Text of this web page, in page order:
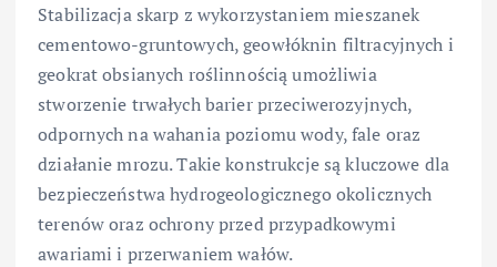
Stabilizacja skarp z wykorzystaniem mieszanek
cementowo-gruntowych, geowłóknin filtracyjnych i
geokrat obsianych roślinnością umożliwia
stworzenie trwałych barier przeciwerozyjnych,
odpornych na wahania poziomu wody, fale oraz
działanie mrozu. Takie konstrukcje są kluczowe dla
bezpieczeństwa hydrogeologicznego okolicznych
terenów oraz ochrony przed przypadkowymi
awariami i przerwaniem wałów.